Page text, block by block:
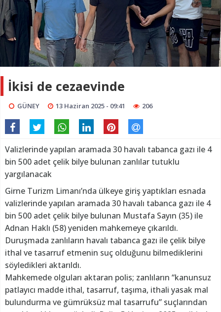
İkisi de cezaevinde
GÜNEY 13 Haziran 2025 - 09:41 206
Valizlerinde yapılan aramada 30 havalı tabanca gazı ile 4
bin 500 adet çelik bilye bulunan zanlılar tutuklu
yargılanacak
Girne Turizm Limanı’nda ülkeye giriş yaptıkları esnada
valizlerinde yapılan aramada 30 havalı tabanca gazı ile 4
bin 500 adet çelik bilye bulunan Mustafa Sayın (35) ile
Adnan Haklı (58) yeniden mahkemeye çıkarıldı.
Duruşmada zanlıların havalı tabanca gazı ile çelik bilye
ithal ve tasarruf etmenin suç olduğunu bilmediklerini
söyledikleri aktarıldı.
Mahkemede olguları aktaran polis; zanlıların “kanunsuz
patlayıcı madde ithal, tasarruf, taşıma, ithali yasak mal
bulundurma ve gümrüksüz mal tasarrufu” suçlarından